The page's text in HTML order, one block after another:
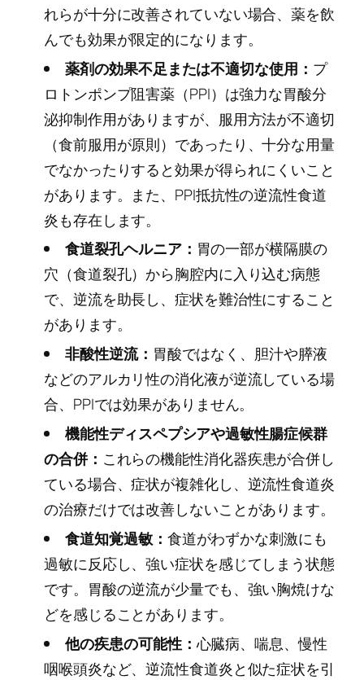
れらが十分に改善されていない場合、薬を飲
んでも効果が限定的になります。
薬剤の効果不足または不適切な使用： プ
ロトンポンプ阻害薬（PPI）は強力な胃酸分
泌抑制作用がありますが、服用方法が不適切
（食前服用が原則）であったり、十分な用量
でなかったりすると効果が得られにくいこと
があります。また、PPI抵抗性の逆流性食道
炎も存在します。
食道裂孔ヘルニア： 胃の一部が横隔膜の
穴（食道裂孔）から胸腔内に入り込む病態
で、逆流を助長し、症状を難治性にすること
があります。
非酸性逆流： 胃酸ではなく、胆汁や膵液
などのアルカリ性の消化液が逆流している場
合、PPIでは効果がありません。
機能性ディスペプシアや過敏性腸症候群
の合併： これらの機能性消化器疾患が合併し
ている場合、症状が複雑化し、逆流性食道炎
の治療だけでは改善しないことがあります。
食道知覚過敏： 食道がわずかな刺激にも
過敏に反応し、強い症状を感じてしまう状態
です。胃酸の逆流が少量でも、強い胸焼けな
どを感じることがあります。
他の疾患の可能性：心臓病、喘息、慢性
咽喉頭炎など、逆流性食道炎と似た症状を引